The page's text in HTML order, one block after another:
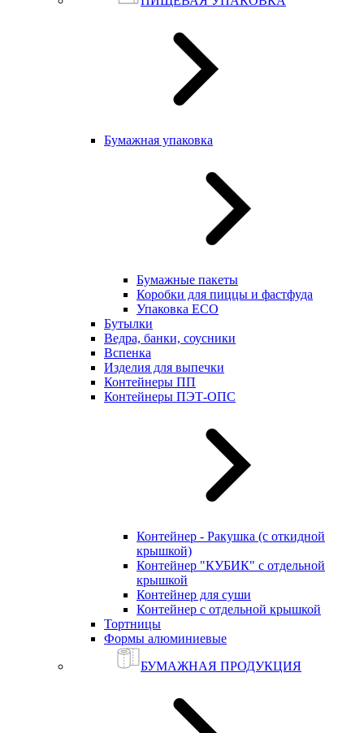
Бумажная упаковка
Бумажные пакеты
Коробки для пиццы и фастфуда
Упаковка ECO
Бутылки
Ведра, банки, соусники
Вспенка
Изделия для выпечки
Контейнеры ПП
Контейнеры ПЭТ-ОПС
Контейнер - Ракушка (с откидной
крышкой)
Контейнер "КУБИК" с отдельной
крышкой
Контейнер для суши
Контейнер с отдельной крышкой
Тортницы
Формы алюминиевые
БУМАЖНАЯ ПРОДУКЦИЯ